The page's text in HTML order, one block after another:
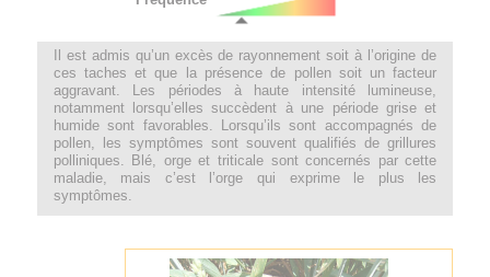
Il est admis qu’un excès de rayonnement soit à l’origine de
ces taches et que la présence de pollen soit un facteur
aggravant. Les périodes à haute intensité lumineuse,
notamment lorsqu’elles succèdent à une période grise et
humide sont favorables. Lorsqu’ils sont accompagnés de
pollen, les symptômes sont souvent qualifiés de grillures
polliniques. Blé, orge et triticale sont concernés par cette
maladie, mais c’est l’orge qui exprime le plus les
symptômes.